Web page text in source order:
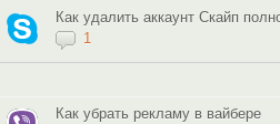
Как удалить аккаунт Скайп
1
Как убрать рекламу в вайбере